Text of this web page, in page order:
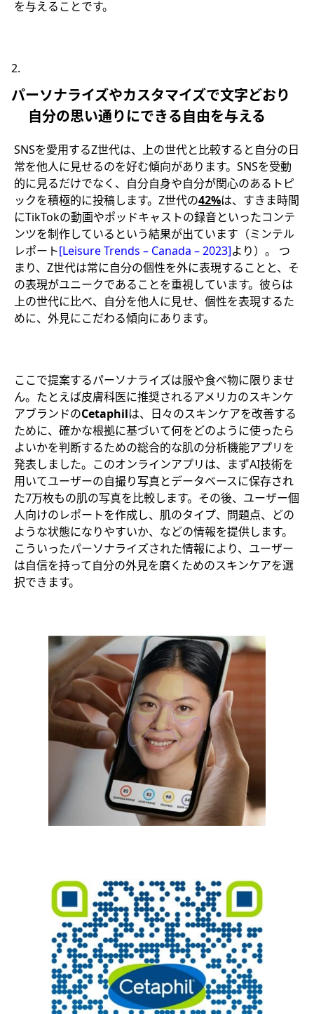
を与えることです。
パーソナライズやカスタマイズで文字どおり
自分の思い通りにできる自由を与える
SNSを愛用するZ世代は、上の世代と比較すると自分の日
常を他人に見せるのを好む傾向があります。SNSを受動
的に見るだけでなく、自分自身や自分が関心のあるトピ
ックを積極的に投稿します。Z世代の42%は、すきま時間
にTikTokの動画やポッドキャストの録音といったコンテ
ンツを制作しているという結果が出ています（ミンテル
レポート[Leisure Trends – Canada – 2023]より）。 つ
まり、Z世代は常に自分の個性を外に表現することと、そ
の表現がユニークであることを重視しています。彼らは
上の世代に比べ、自分を他人に見せ、個性を表現するた
めに、外見にこだわる傾向にあります。
ここで提案するパーソナライズは服や食べ物に限りませ
ん。たとえば皮膚科医に推奨されるアメリカのスキンケ
アブランドのCetaphilは、日々のスキンケアを改善する
ために、確かな根拠に基づいて何をどのように使ったら
よいかを判断するための総合的な肌の分析機能アプリを
発表しました。このオンラインアプリは、まずAI技術を
用いてユーザーの自撮り写真とデータベースに保存され
た7万枚もの肌の写真を比較します。その後、ユーザー個
人向けのレポートを作成し、肌のタイプ、問題点、どの
ような状態になりやすいか、などの情報を提供します。
こういったパーソナライズされた情報により、ユーザー
は自信を持って自分の外見を磨くためのスキンケアを選
択できます。